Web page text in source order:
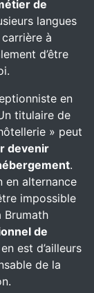
de
langues
à
d’être
en
titulaire de
» peut
devenir
.
en alternance
impossible
Brumath
de
est d’ailleurs
de la